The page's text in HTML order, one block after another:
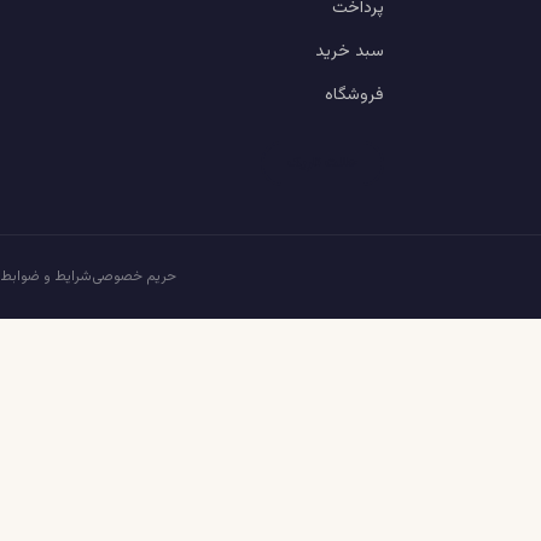
پرداخت
سبد خرید
فروشگاه
حریم خصوصیشرایط و ضوابط